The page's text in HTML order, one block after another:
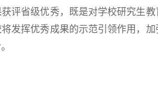
评省级优秀，既是对学校研究生
发挥优秀成果的示范引领作用，